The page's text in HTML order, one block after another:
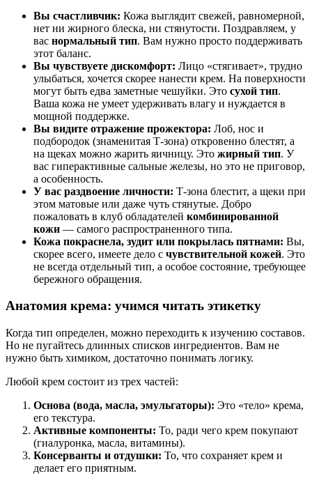
Вы счастливчик: Кожа выглядит свежей, равномерной,
нет ни жирного блеска, ни стянутости. Поздравляем, у
вас нормальный тип. Вам нужно просто поддерживать
этот баланс.
Вы чувствуете дискомфорт: Лицо «стягивает», трудно
улыбаться, хочется скорее нанести крем. На поверхности
могут быть едва заметные чешуйки. Это сухой тип.
Ваша кожа не умеет удерживать влагу и нуждается в
мощной поддержке.
Вы видите отражение прожектора: Лоб, нос и
подбородок (знаменитая Т-зона) откровенно блестят, а
на щеках можно жарить яичницу. Это жирный тип. У
вас гиперактивные сальные железы, но это не приговор,
а особенность.
У вас раздвоение личности: Т-зона блестит, а щеки при
этом матовые или даже чуть стянутые. Добро
пожаловать в клуб обладателей комбинированной
кожи — самого распространенного типа.
Кожа покраснела, зудит или покрылась пятнами: Вы,
скорее всего, имеете дело с чувствительной кожей. Это
не всегда отдельный тип, а особое состояние, требующее
бережного обращения.
Анатомия крема: учимся читать этикетку
Когда тип определен, можно переходить к изучению составов.
Но не пугайтесь длинных списков ингредиентов. Вам не
нужно быть химиком, достаточно понимать логику.
Любой крем состоит из трех частей:
Основа (вода, масла, эмульгаторы): Это «тело» крема,
его текстура.
Активные компоненты: То, ради чего крем покупают
(гиалуронка, масла, витамины).
Консерванты и отдушки: То, что сохраняет крем и
делает его приятным.